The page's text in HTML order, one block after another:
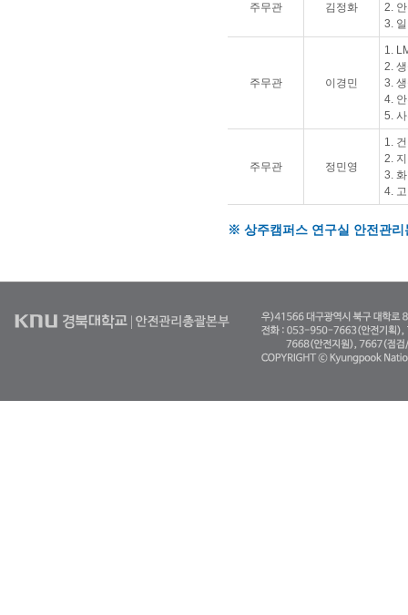
주무관 김정화
2.
3.
주무관 이경민
1.
2.
3.
4.
5.
주무관 정민영
1.
2.
3.
4.
※ 상주캠퍼스 연구실 안전관